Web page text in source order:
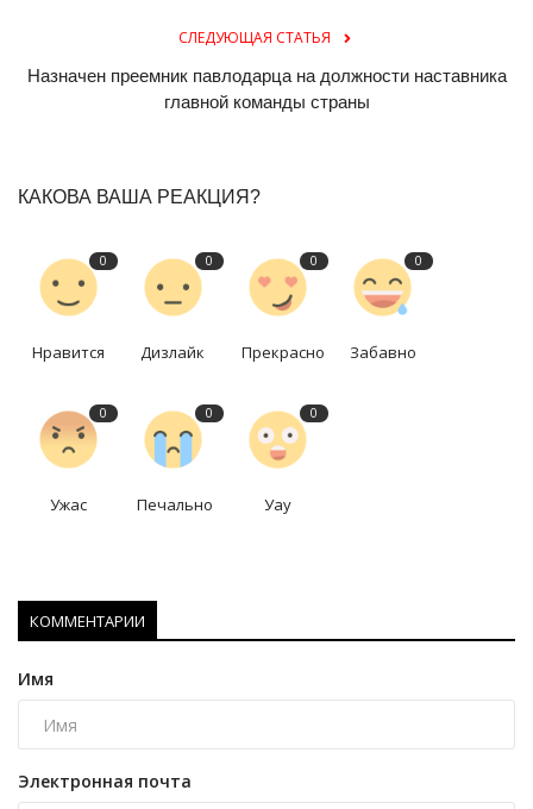
СЛЕДУЮЩАЯ СТАТЬЯ
Назначен преемник павлодарца на должности наставника
главной команды страны
КАКОВА ВАША РЕАКЦИЯ?
0
Нравится
0
Дизлайк
0
Прекрасно
0
Забавно
0
Ужас
0
Печально
0
Уау
КОММЕНТАРИИ
Имя
Электронная почта